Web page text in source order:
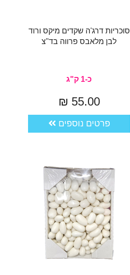
סוכריות דרג'ה שקדים מיקס ורוד
לבן מלאבס פרווה בד"צ
כ-1 ק"ג
55.00 ₪
פרטים נוספים